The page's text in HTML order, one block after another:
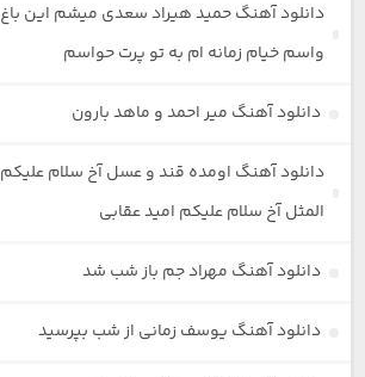
دانلود آهنگ حمید هیراد سعدی میشم این
واسم خیام زمانه ام به تو پرت حواسم
دانلود آهنگ میر احمد و ماهد بارون
دانلود آهنگ اومده قند و عسل آخ سلام
المثل آخ سلام علیکم امید عقابی
دانلود آهنگ مهراد جم باز شب شد
دانلود آهنگ یوسف زمانی از شب بپرسید